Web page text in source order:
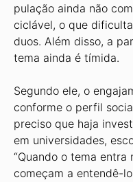
pulação ainda não
ciclável, o que
duos. Além disso, a
tema ainda é tímida.
Segundo ele, o
conforme o perfil
preciso que haja
em universidades,
“Quando o tema entra
começam a entendê-